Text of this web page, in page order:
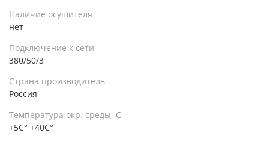
Наличие осушителя
нет
Подключение к сети
380/50/3
Страна производитель
Россия
Температура окр. среды, С
+5С° +40С°